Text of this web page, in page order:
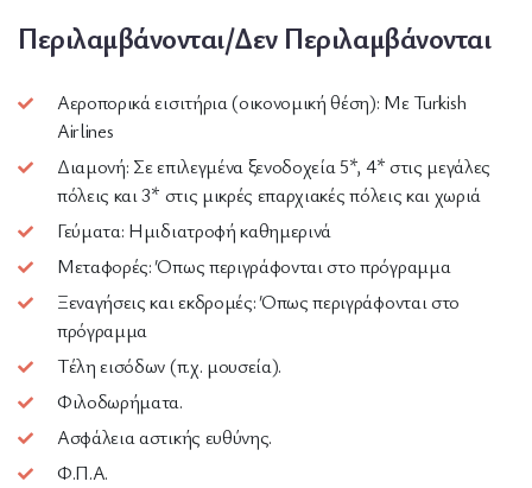
Περιλαμβάνονται/Δεν Περιλαμβάνονται
Αεροπορικά εισιτήρια (οικονομική θέση): Με Turkish
Airlines
Διαμονή: Σε επιλεγμένα ξενοδοχεία 5*, 4* στις μεγάλες
πόλεις και 3* στις μικρές επαρχιακές πόλεις και χωριά
Γεύματα: Ημιδιατροφή καθημερινά
Μεταφορές: Όπως περιγράφονται στο πρόγραμμα
Ξεναγήσεις και εκδρομές: Όπως περιγράφονται στο
πρόγραμμα
Τέλη εισόδων (π.χ. μουσεία).
Φιλοδωρήματα.
Ασφάλεια αστικής ευθύνης.
Φ.Π.Α.